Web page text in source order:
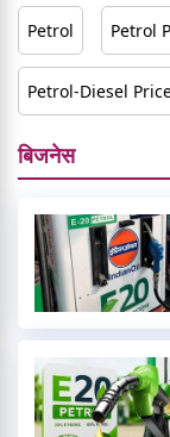
Petrol Petrol
Petrol-Diesel
बिजनेस